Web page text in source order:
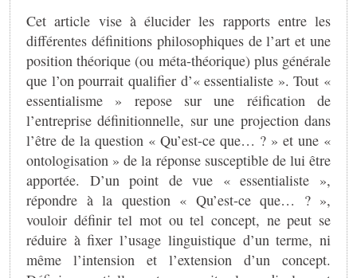
Cet article vise à élucider les rapports entre les
différentes définitions philosophiques de l’art et une
position théorique (ou méta-théorique) plus générale
que l’on pourrait qualifier d’« essentialiste ». Tout «
essentialisme » repose sur une réification de
l’entreprise définitionnelle, sur une projection dans
l’être de la question « Qu’est-ce que… ? » et une «
ontologisation » de la réponse susceptible de lui être
apportée. D’un point de vue « essentialiste »,
répondre à la question « Qu’est-ce que… ? »,
vouloir définir tel mot ou tel concept, ne peut se
réduire à fixer l’usage linguistique d’un terme, ni
même l’intension et l’extension d’un concept.